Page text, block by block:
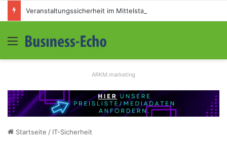
Menü
ARKM.marketing
Startseite / IT-Sicherheit